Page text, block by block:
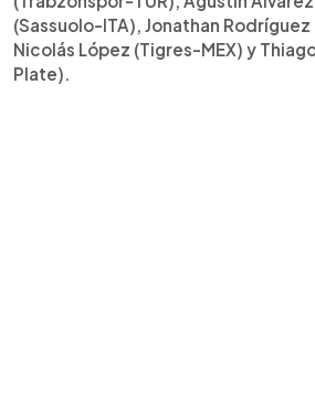
(Sassuolo-ITA), Jonathan
Nicolás López (Tigres-MEX) y
Plate).